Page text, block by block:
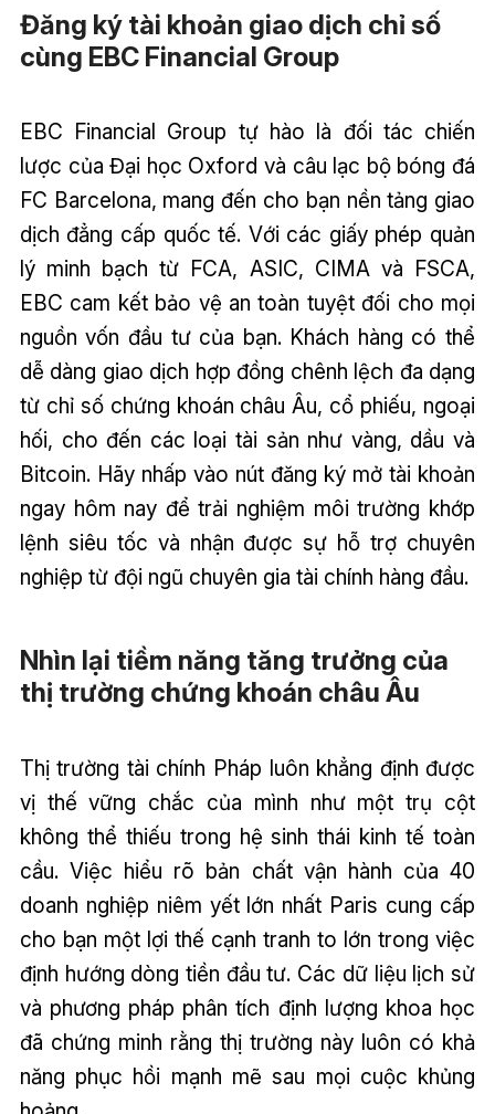
Đăng ký tài khoản giao dịch chỉ số
cùng EBC Financial Group
EBC Financial Group tự hào là đối tác chiến
lược của Đại học Oxford và câu lạc bộ bóng đá
FC Barcelona, mang đến cho bạn nền tảng giao
dịch đẳng cấp quốc tế. Với các giấy phép quản
lý minh bạch từ FCA, ASIC, CIMA và FSCA,
EBC cam kết bảo vệ an toàn tuyệt đối cho mọi
nguồn vốn đầu tư của bạn. Khách hàng có thể
dễ dàng giao dịch hợp đồng chênh lệch đa dạng
từ chỉ số chứng khoán châu Âu, cổ phiếu, ngoại
hối, cho đến các loại tài sản như vàng, dầu và
Bitcoin. Hãy nhấp vào nút đăng ký mở tài khoản
ngay hôm nay để trải nghiệm môi trường khớp
lệnh siêu tốc và nhận được sự hỗ trợ chuyên
nghiệp từ đội ngũ chuyên gia tài chính hàng đầu.
Nhìn lại tiềm năng tăng trưởng của
thị trường chứng khoán châu Âu
Thị trường tài chính Pháp luôn khẳng định được
vị thế vững chắc của mình như một trụ cột
không thể thiếu trong hệ sinh thái kinh tế toàn
cầu. Việc hiểu rõ bản chất vận hành của 40
doanh nghiệp niêm yết lớn nhất Paris cung cấp
cho bạn một lợi thế cạnh tranh to lớn trong việc
định hướng dòng tiền đầu tư. Các dữ liệu lịch sử
và phương pháp phân tích định lượng khoa học
đã chứng minh rằng thị trường này luôn có khả
năng phục hồi mạnh mẽ sau mọi cuộc khủng